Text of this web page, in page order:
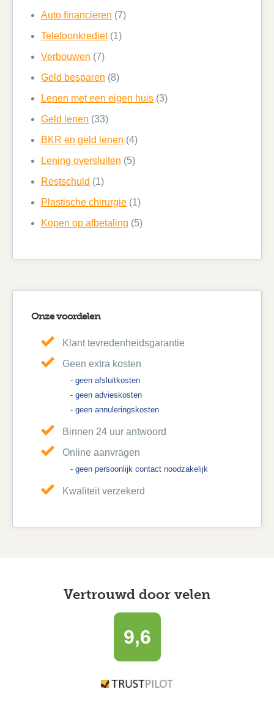
Auto financieren (7)
Telefoonkrediet(1)
Verbouwen (7)
Geld besparen (8)
Lenen met een eigen huis (3)
Geld lenen (33)
BKR en geld lenen (4)
Lening oversluiten (5)
Restschuld (1)
Plastische chirurgie (1)
Kopen op afbetaling (5)
Onze voordelen
Klant tevredenheidsgarantie
Geen extra kosten
- geen afsluitkosten
- geen advieskosten
- geen annuleringskosten
Binnen 24 uur antwoord
Online aanvragen
- geen persoonlijk contact noodzakelijk
Kwaliteit verzekerd
Vertrouwd door velen
9,6